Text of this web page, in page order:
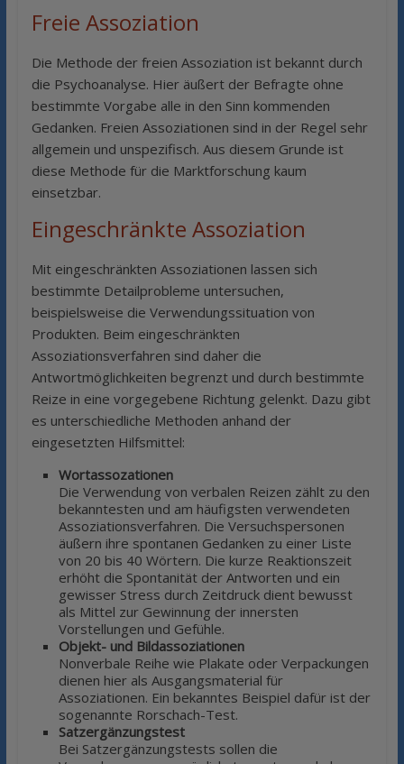
Freie Assoziation
Die Methode der freien Assoziation ist bekannt durch
die Psychoanalyse. Hier äußert der Befragte ohne
bestimmte Vorgabe alle in den Sinn kommenden
Gedanken. Freien Assoziationen sind in der Regel sehr
allgemein und unspezifisch. Aus diesem Grunde ist
diese Methode für die Marktforschung kaum
einsetzbar.
Eingeschränkte Assoziation
Mit eingeschränkten Assoziationen lassen sich
bestimmte Detailprobleme untersuchen,
beispielsweise die Verwendungssituation von
Produkten. Beim eingeschränkten
Assoziationsverfahren sind daher die
Antwortmöglichkeiten begrenzt und durch bestimmte
Reize in eine vorgegebene Richtung gelenkt. Dazu gibt
es unterschiedliche Methoden anhand der
eingesetzten Hilfsmittel:
Wortassozationen
Die Verwendung von verbalen Reizen zählt zu den
bekanntesten und am häufigsten verwendeten
Assoziationsverfahren. Die Versuchspersonen
äußern ihre spontanen Gedanken zu einer Liste
von 20 bis 40 Wörtern. Die kurze Reaktionszeit
erhöht die Spontanität der Antworten und ein
gewisser Stress durch Zeitdruck dient bewusst
als Mittel zur Gewinnung der innersten
Vorstellungen und Gefühle.
Objekt- und Bildassoziationen
Nonverbale Reihe wie Plakate oder Verpackungen
dienen hier als Ausgangsmaterial für
Assoziationen. Ein bekanntes Beispiel dafür ist der
sogenannte Rorschach-Test.
Satzergänzungstest
Bei Satzergänzungstests sollen die